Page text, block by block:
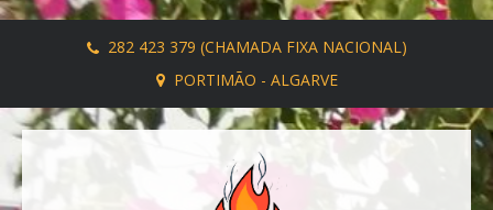
282 423 379 (CHAMADA FIXA NACIONAL)
PORTIMÃO - ALGARVE